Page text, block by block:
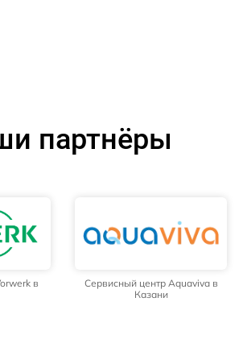
партнёры
в
Сервисный центр Aquaviva в
Казани